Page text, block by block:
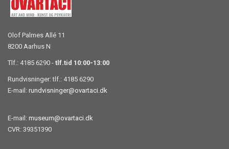
Olof Palmes Allé 11
8200 Aarhus N
Tlf.: 4185 6290 - tlf.tid 10:00-13:00
Rundvisninger: tlf.: 4185 6290
E-mail: rundvisninger@ovartaci.dk
E-mail: museum@ovartaci.dk
CVR: 39351390